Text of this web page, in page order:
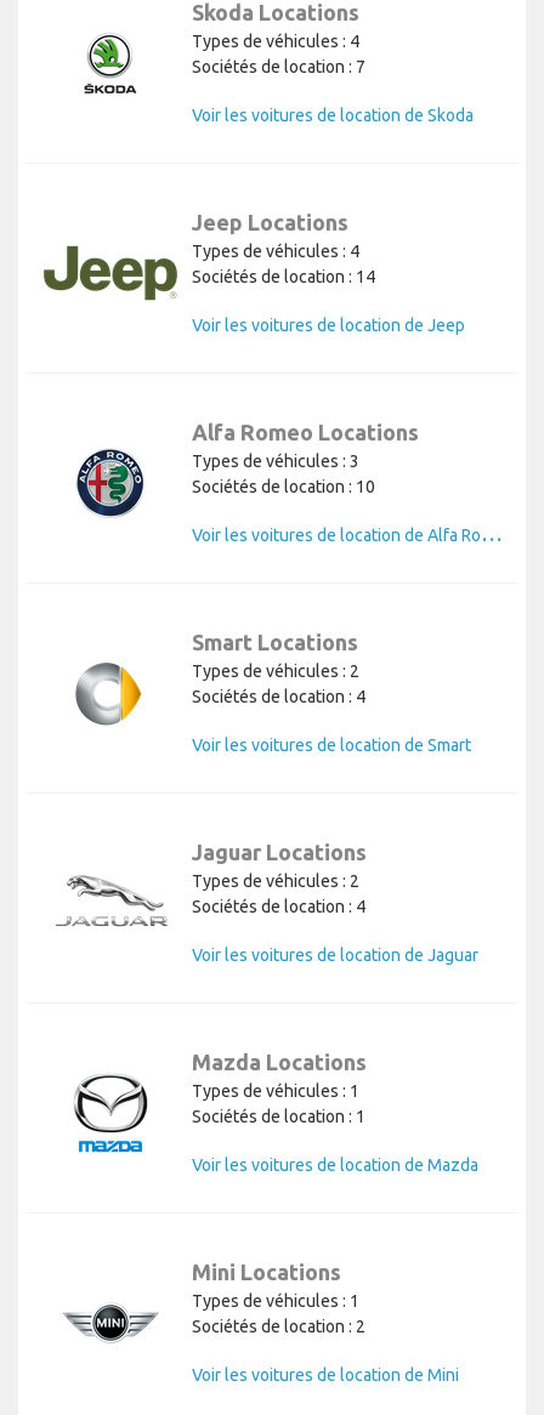
Skoda Locations
Types de véhicules : 4
Sociétés de location : 7
Voir les voitures de location de Skoda
Jeep Locations
Types de véhicules : 4
Sociétés de location : 14
Voir les voitures de location de Jeep
Alfa Romeo Locations
Types de véhicules : 3
Sociétés de location : 10
V
oir les voitures de location de Alfa Romeo
Smart Locations
Types de véhicules : 2
Sociétés de location : 4
Voir les voitures de location de Smart
Jaguar Locations
Types de véhicules : 2
Sociétés de location : 4
Voir les voitures de location de Jaguar
Mazda Locations
Types de véhicules : 1
Sociétés de location : 1
Voir les voitures de location de Mazda
Mini Locations
Types de véhicules : 1
Sociétés de location : 2
Voir les voitures de location de Mini